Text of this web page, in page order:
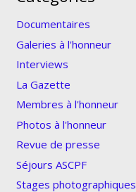
Documentaires
Galeries à l'honneur
Interviews
La Gazette
Membres à l'honneur
Photos à l'honneur
Revue de presse
Séjours ASCPF
Stages photographiques